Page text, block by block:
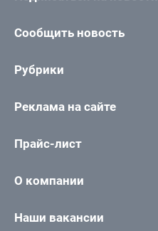
Сообщить новость
Рубрики
Реклама на сайте
Прайс-лист
О компании
Наши вакансии